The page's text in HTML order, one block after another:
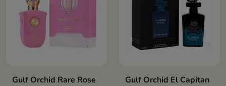
długą trwałość
Gulf Orchid Rare Rose
Gulf Orchid El Capitan